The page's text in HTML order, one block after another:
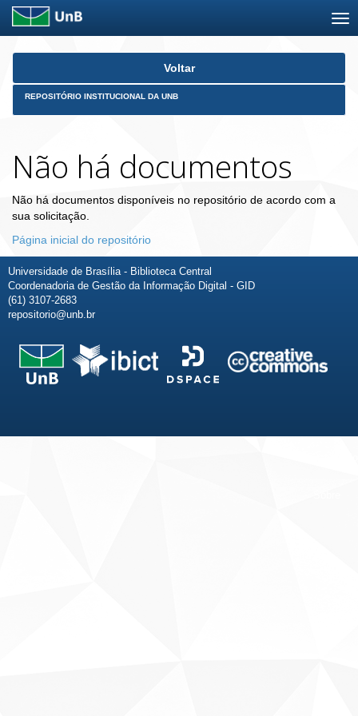
Skip
Voltar
REPOSITÓRIO INSTITUCIONAL DA UNB
Não há documentos
Não há documentos disponíveis no repositório de acordo com a
sua solicitação.
Página inicial do repositório
Universidade de Brasília - Biblioteca Central
Coordenadoria de Gestão da Informação Digital - GID
(61) 3107-2683
repositorio@unb.br